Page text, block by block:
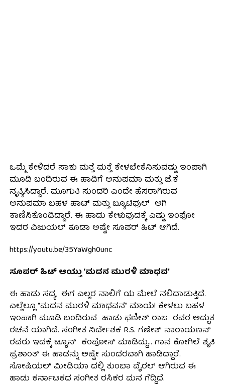
ಒಮ್ಮೆ ಕೇಳಿದರೆ ಸಾಕು ಮತ್ತೆ ಮತ್ತೆ ಕೇಳಬೇಕೆನಿಸುವಷ್ಟು ಇಂಪಾಗಿ
ಮೂಡಿ ಬಂದಿರುವ ಈ ಹಾಡಿಗೆ ಅನುಪಮಾ ಮತ್ತು ಜೆ.ಕೆ
ನೃತ್ಯಿಸಿದ್ದಾರೆ. ಮೂಗುತಿ ಸುಂದರಿ ಎಂದೇ ಹೆಸರಾಗಿರುವ
ಅನುಪಮಾ ಬಹಳ ಹಾಟ್ ಮತ್ತು ಬ್ಯೂಟಿಫುಲ್ ಆಗಿ
ಕಾಣಿಸಿಕೊಂಡಿದ್ದಾರೆ. ಈ ಹಾಡು ಕೇಳುವುದಕ್ಕೆ ಎಷ್ಟು ಇಂಪೋ
ಇದರ ವಿಜುಯಲ್ ಕೂಡಾ ಅಷ್ಟೇ ಸೂಪರ್ ಹಿಟ್ ಆಗಿದೆ.
https://youtu.be/35YaWgh0unc
ಸೂಪರ್ ಹಿಟ್ ಆಯ್ತು ‘ಮದನ ಮುರಳಿ ಮಾಧವ’
ಈ ಹಾಡು ಸದ್ಯ ಈಗ ಎಲ್ಲರ ನಾಲಿಗೆ ಯ ಮೇಲೆ ನಲಿದಾಡುತ್ತಿದೆ.
ಎಲ್ಲೆಲ್ಲೂ “ಮದನ ಮುರಳಿ ಮಾಧವನ” ಮಾಯೆ! ಕೇಳಲು ಬಹಳ
ಇಂಪಾಗಿ ಮೂಡಿ ಬಂದಿರುವ ಹಾಡು ಫಣೀಶ್ ರಾಜ ರವರ ಅದ್ಭುತ
ರಚನೆ ಯಾಗಿದೆ. ಸಂಗೀತ ನಿರ್ದೇಶಕ R.S. ಗಣೇಶ್ ನಾರಾಯಣನ್
ರವರು ಇದಕ್ಕೆ ಟ್ಯೂನ್ ಕಂಪೋಸ್ ಮಾಡಿದ್ದು… ಗಾನ ಕೋಗಿಲೆ ಶೃತಿ
ಪ್ರಶಾಂತ್ ಈ ಹಾಡನ್ನು ಅಷ್ಟೇ ಸುಂದರವಾಗಿ ಹಾಡಿದ್ದಾರೆ.
ಸೋಷಿಯಲ್ ಮೀಡಿಯಾ ದಲ್ಲಿ ತುಂಬಾ ವೈರಲ್ ಆಗಿರುವ ಈ
ಹಾಡು ಕರ್ನಾಟಕದ ಸಂಗೀತ ರಸಿಕರ ಮನ ಗೆದ್ದಿದೆ.